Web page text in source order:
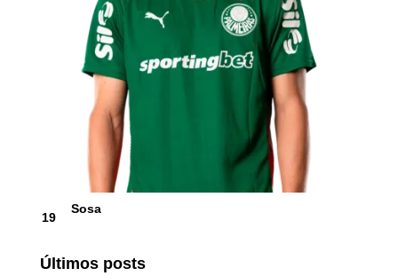
19
Sosa
Últimos posts